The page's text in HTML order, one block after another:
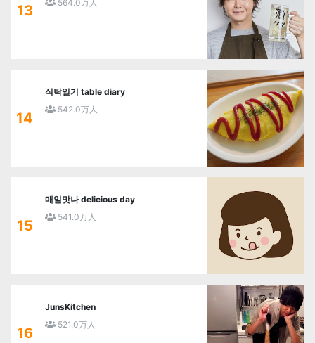
13
564.0万人
14
식탁일기 table diary
542.0万人
15
매일맛나 delicious day
541.0万人
16
JunsKitchen
521.0万人